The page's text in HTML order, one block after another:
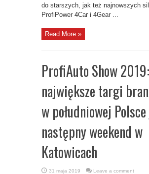
do starszych, jak też najnowszych
ProfiPower 4Car i 4Gear ...
Read More »
ProfiAuto Show 2019:
największe targi
w południowej
następny weekend w
Katowicach
31 maja 2019 Leave a comment